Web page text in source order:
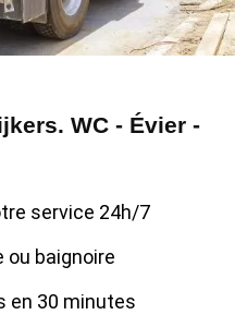
WC - Évier -
service 24h/7
ou baignoire
en 30 minutes